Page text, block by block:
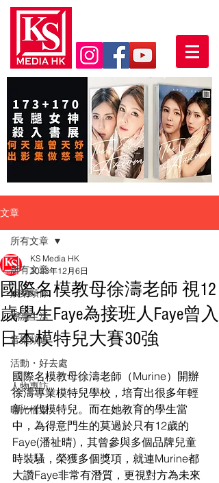
文章
所有文章
娛樂頭條
潮流生活
音樂頻道
活動・好去處
人物專訪
時光檔案
所有文章
國際名模教母徐濤老師 視12
歲學生Faye為接班人Faye曾入
日本模特兒大賽30強
KS Media HK
2023年12月6日
國際名模教母徐濤老師（Murine）開辦
徐濤專業模特兒學校，培育出很多年輕
新一代模特兒。而在她教育的學生當
中，為得意門生的莫過於只有12歲的
Faye(潘祉晴)，其曾參與多個品牌兒童
時裝騷，榮獲多個獎項，就連Murine都
大讚Faye非常有潛質，更視對方為未來